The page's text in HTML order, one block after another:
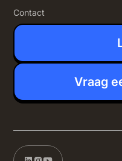
Contact
Vraag